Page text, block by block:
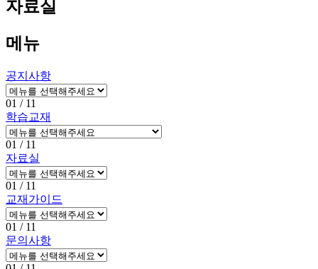
자료실
메뉴
공지사항
01 / 11
학습교재
01 / 11
자료실
01 / 11
교재가이드
01 / 11
문의사항